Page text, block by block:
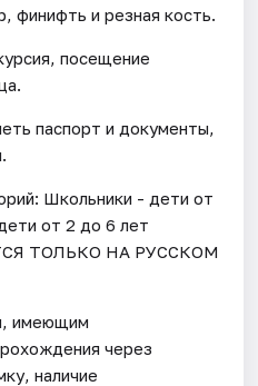
финифть и резная кость.
посещение
паспорт и документы,
Школьники - дети от
от 2 до 6 лет
ТОЛЬКО НА РУССКОМ
имеющим
через
наличие